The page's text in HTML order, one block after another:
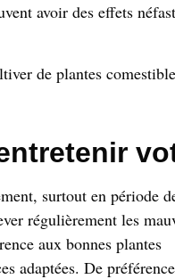
avoir des effets
de plantes
surtout en période
régulièrement les
aux bonnes plantes
adaptées. De